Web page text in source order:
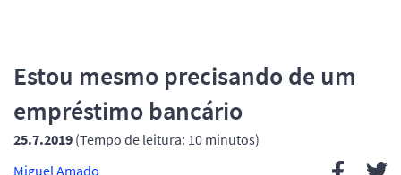
Estou mesmo precisando de um
empréstimo bancário
25.7.2019 (Tempo de leitura: 10 minutos)
Miguel Amado